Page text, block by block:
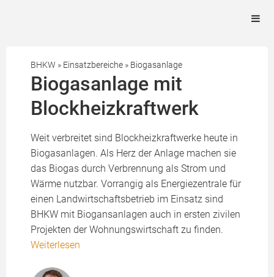
BHKW » Einsatzbereiche » Biogasanlage
Biogasanlage mit
Blockheizkraftwerk
Weit verbreitet sind Blockheizkraftwerke heute in
Biogasanlagen. Als Herz der Anlage machen sie
das Biogas durch Verbrennung als Strom und
Wärme nutzbar. Vorrangig als Energiezentrale für
einen Landwirtschaftsbetrieb im Einsatz sind
BHKW mit Biogansanlagen auch in ersten zivilen
Projekten der Wohnungswirtschaft zu finden.
Weiterlesen